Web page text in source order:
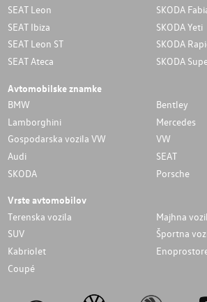
SEAT Leon
SEAT Ibiza
SEAT Leon ST
SEAT Ateca
SKODA
SKODA Yeti
SKODA
SKODA
Avtomobilske znamke
BMW
Bentley
Lamborghini
Mercedes
Gospodarska vozila VW
VW
Audi
SEAT
SKODA
Porsche
Vrste avtomobilov
Terenska vozila
Majhna
SUV
Športna
Kabriolet
Coupé